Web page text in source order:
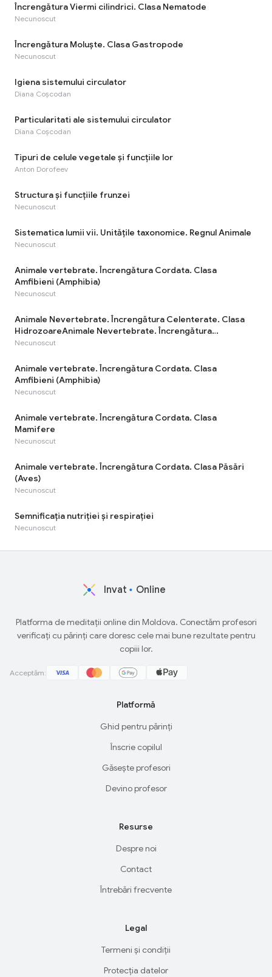
Încrengătura Viermi cilindrici. Clasa Nematode
Necunoscut
Încrengătura Moluște. Clasa Gastropode
Necunoscut
Igiena sistemului circulator
Diana Coșcodan
Particularitati ale sistemului circulator
Diana Coșcodan
Tipuri de celule vegetale și funcțiile lor
Anton Dorofeev
Structura și funcțiile frunzei
Necunoscut
Sistematica lumii vii. Unitățile taxonomice. Regnul Animale
Necunoscut
Animale vertebrate. Încrengătura Cordata. Clasa
Amfibieni (Amphibia)
Necunoscut
Animale Nevertebrate. Încrengătura Celenterate. Clasa
HidrozoareAnimale Nevertebrate. Încrengătura
Celenterate. Clasa Hidrozoare
Necunoscut
Animale vertebrate. Încrengătura Cordata. Clasa
Amfibieni (Amphibia)
Necunoscut
Animale vertebrate. Încrengătura Cordata. Clasa
Mamifere
Necunoscut
Animale vertebrate. Încrengătura Cordata. Clasa Păsări
(Aves)
Necunoscut
Semnificaţia nutriţiei și respiraţiei
Necunoscut
Invat Online
Platforma de meditații online din Moldova. Conectăm profesori
verificați cu părinți care doresc cele mai bune rezultate pentru
copiii lor.
Acceptăm:
Platformă
Ghid pentru părinți
Înscrie copilul
Găsește profesori
Devino profesor
Resurse
Despre noi
Contact
Întrebări frecvente
Legal
Termeni și condiții
Protecția datelor